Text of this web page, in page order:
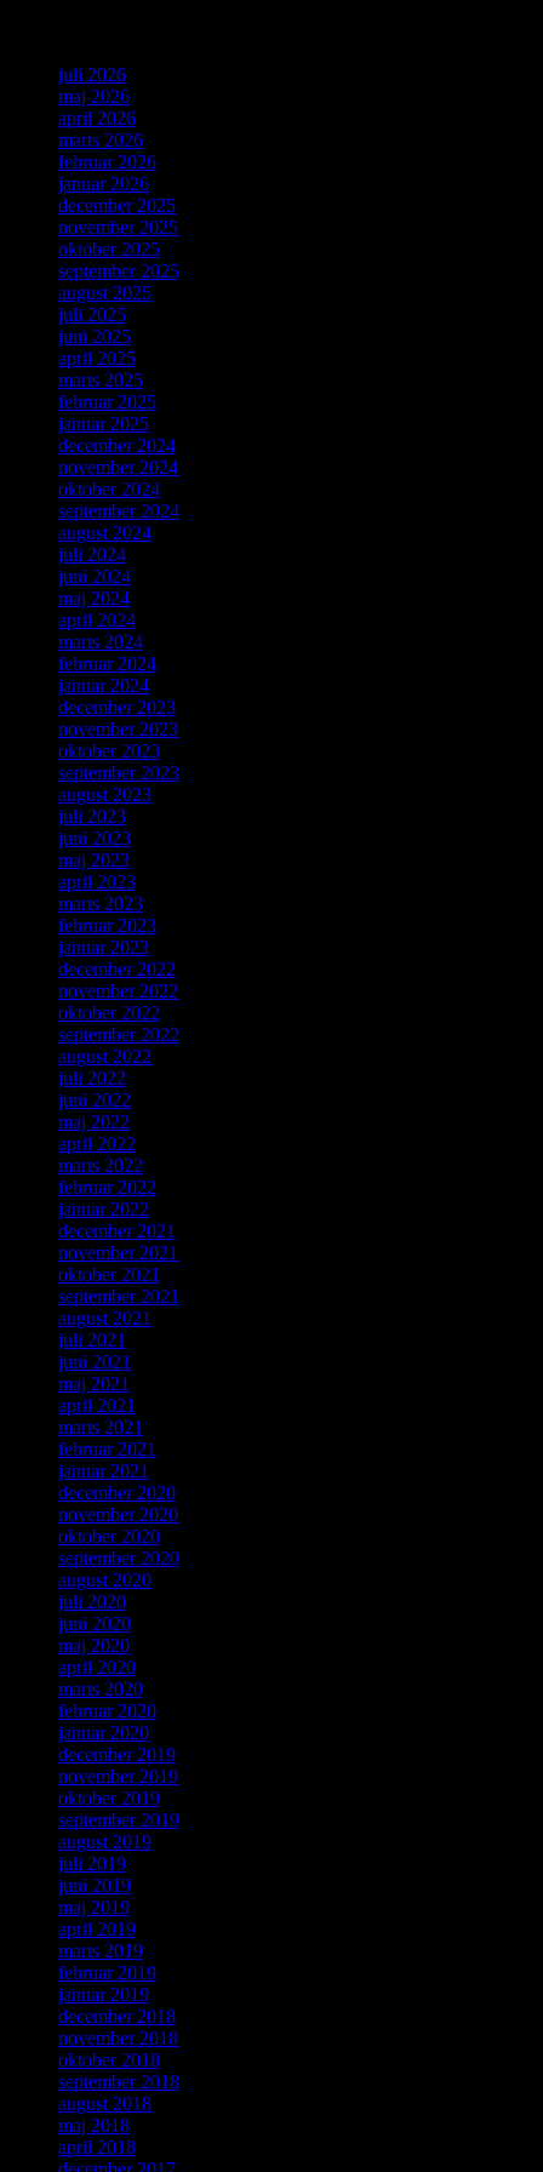
juli 2026
maj 2026
april 2026
marts 2026
februar 2026
januar 2026
december 2025
november 2025
oktober 2025
september 2025
august 2025
juli 2025
juni 2025
april 2025
marts 2025
februar 2025
januar 2025
december 2024
november 2024
oktober 2024
september 2024
august 2024
juli 2024
juni 2024
maj 2024
april 2024
marts 2024
februar 2024
januar 2024
december 2023
november 2023
oktober 2023
september 2023
august 2023
juli 2023
juni 2023
maj 2023
april 2023
marts 2023
februar 2023
januar 2023
december 2022
november 2022
oktober 2022
september 2022
august 2022
juli 2022
juni 2022
maj 2022
april 2022
marts 2022
februar 2022
januar 2022
december 2021
november 2021
oktober 2021
september 2021
august 2021
juli 2021
juni 2021
maj 2021
april 2021
marts 2021
februar 2021
januar 2021
december 2020
november 2020
oktober 2020
september 2020
august 2020
juli 2020
juni 2020
maj 2020
april 2020
marts 2020
februar 2020
januar 2020
december 2019
november 2019
oktober 2019
september 2019
august 2019
juli 2019
juni 2019
maj 2019
april 2019
marts 2019
februar 2019
januar 2019
december 2018
november 2018
oktober 2018
september 2018
august 2018
maj 2018
april 2018